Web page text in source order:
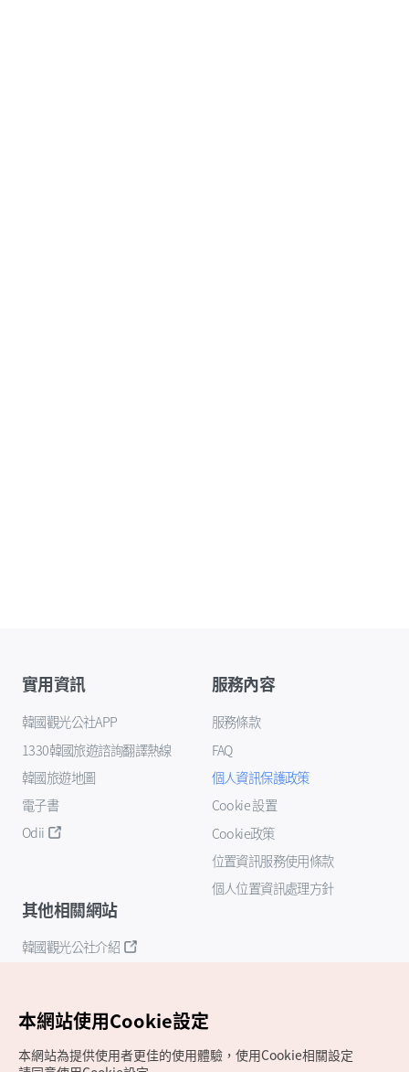
實用資訊
韓國觀光公社APP
1330韓國旅遊諮詢翻譯熱線
韓國旅遊地圖
電子書
Odii
服務內容
服務條款
FAQ
個人資訊保護政策
Cookie 設置
Cookie政策
位置資訊服務使用條款
個人位置資訊處理方針
其他相關網站
韓國觀光公社介紹
本網站使用Cookie設定
本網站為提供使用者更佳的使用體驗，使用Cookie相關設定